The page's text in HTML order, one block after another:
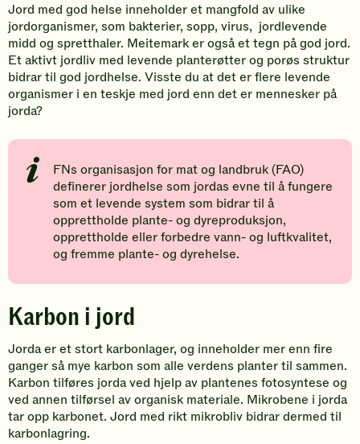
Jord med god helse inneholder et mangfold av ulike
jordorganismer, som bakterier, sopp, virus, jordlevende
midd og spretthaler. Meitemark er også et tegn på god jord.
Et aktivt jordliv med levende planterøtter og porøs struktur
bidrar til god jordhelse. Visste du at det er flere levende
organismer i en teskje med jord enn det er mennesker på
jorda?
FNs organisasjon for mat og landbruk (FAO)
definerer jordhelse som jordas evne til å fungere
som et levende system som bidrar til å
opprettholde plante- og dyreproduksjon,
opprettholde eller forbedre vann- og luftkvalitet,
og fremme plante- og dyrehelse.
Karbon i jord
Jorda er et stort karbonlager, og inneholder mer enn fire
ganger så mye karbon som alle verdens planter til sammen.
Karbon tilføres jorda ved hjelp av plantenes fotosyntese og
ved annen tilførsel av organisk materiale. Mikrobene i jorda
tar opp karbonet. Jord med rikt mikrobliv bidrar dermed til
karbonlagring.